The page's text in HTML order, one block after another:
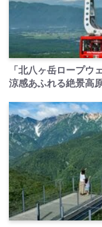
「北八ヶ岳ロープウ
涼感あふれる絶景高